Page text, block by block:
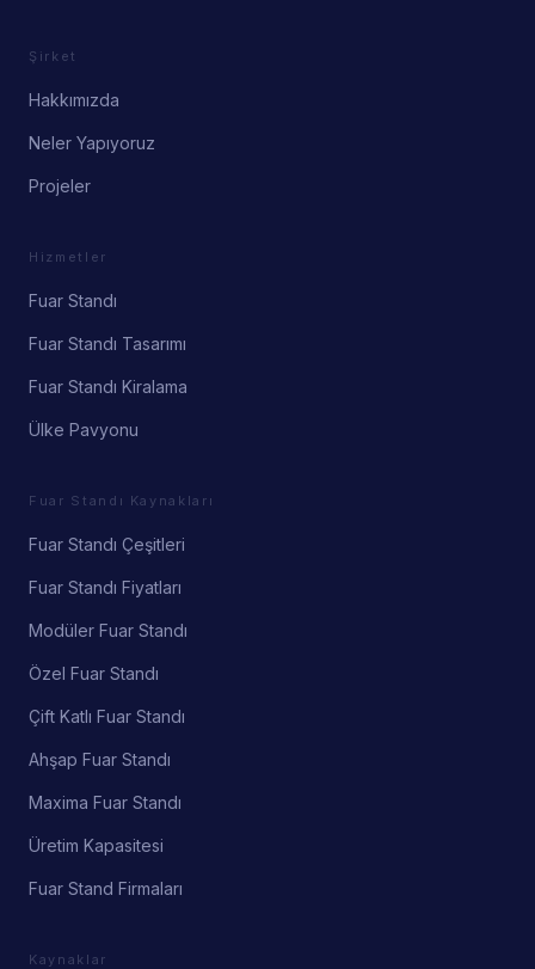
Şirket
Hakkımızda
Neler Yapıyoruz
Projeler
Hizmetler
Fuar Standı
Fuar Standı Tasarımı
Fuar Standı Kiralama
Ülke Pavyonu
Fuar Standı Kaynakları
Fuar Standı Çeşitleri
Fuar Standı Fiyatları
Modüler Fuar Standı
Özel Fuar Standı
Çift Katlı Fuar Standı
Ahşap Fuar Standı
Maxima Fuar Standı
Üretim Kapasitesi
Fuar Stand Firmaları
Kaynaklar